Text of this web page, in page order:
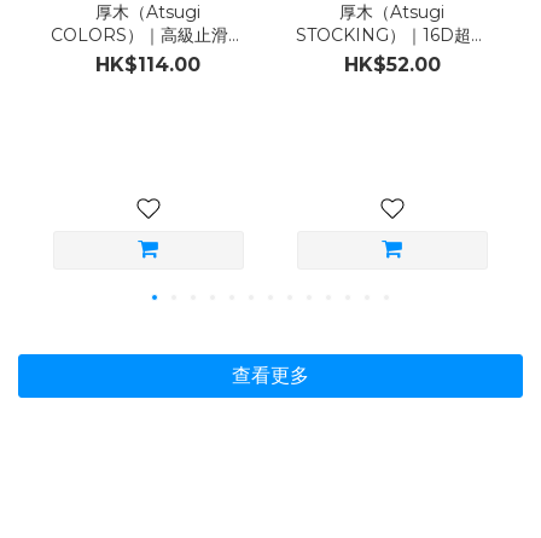
厚木（Atsugi
COLORS）｜高級止滑魚
網紋大腿襪：黑／膚
HK$114.00
厚木（Atsugi
STOCKING）｜16D超透
氣Airy DRY連褲襪｜2足
HK$52.00
查看更多